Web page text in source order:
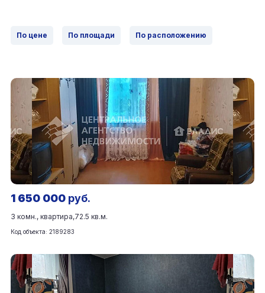
По цене По площади По расположению
1 650 000 руб.
3 комн., квартира,72.5 кв.м.
Код объекта: 2189283